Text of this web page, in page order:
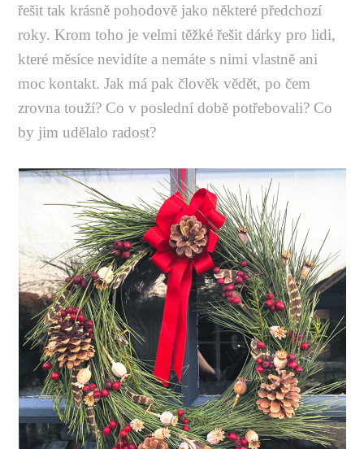
řešit tak krásně pohodově jako některé předchozí
roky. Krom toho je velmi těžké řešit dárky pro lidi,
které měsíce nevidíte a nemáte s nimi vlastně ani
moc kontakt. Jak má pak člověk vědět, po čem
zrovna touží? Co v poslední době potřebovali? Co
by jim udělalo radost?